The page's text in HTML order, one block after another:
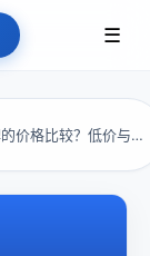
☰
私有云存储品牌的价格比较？低价与价值的真实差...